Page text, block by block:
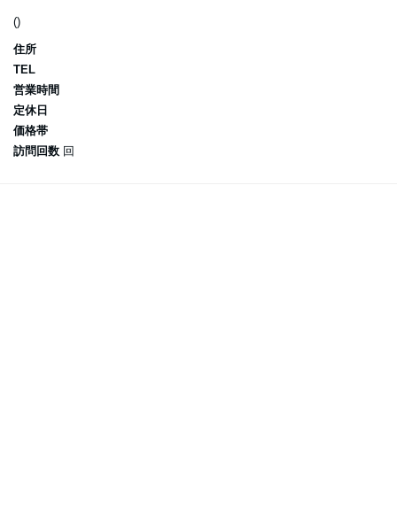
()
住所
TEL
営業時間
定休日
価格帯
訪問回数 回